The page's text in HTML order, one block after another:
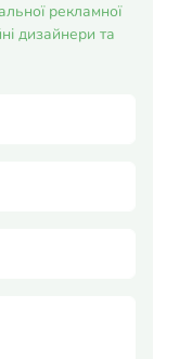
рекламної
дизайнери та